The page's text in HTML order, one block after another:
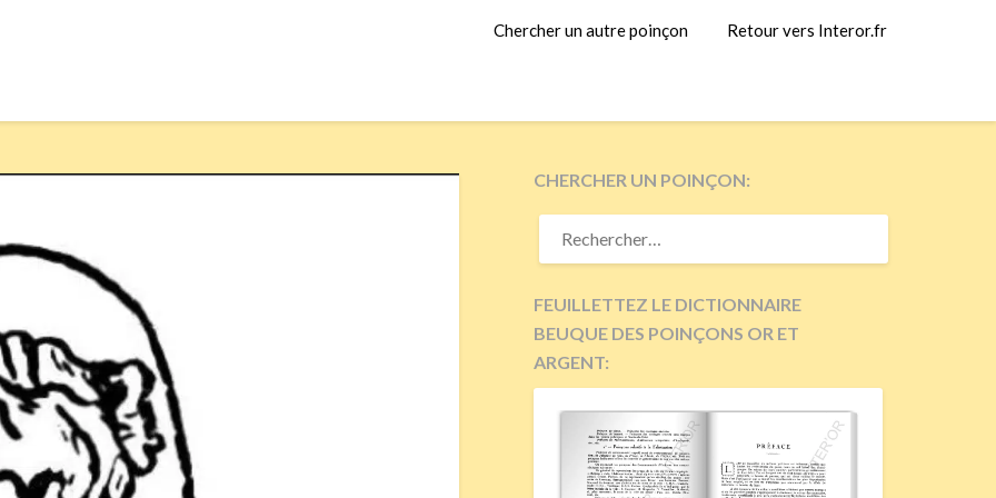
Chercher un autre poinçon Retour vers Interor.fr
CHERCHER UN POINÇON:
RECHERCHER :
FEUILLETTEZ LE DICTIONNAIRE
BEUQUE DES POINÇONS OR ET
ARGENT: